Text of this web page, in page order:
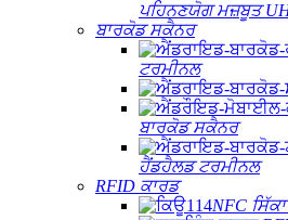
ਪਹਿਨਣਯੋਗ ਮਜ਼ਬੂਤ
ਬਾਰਕੋਡ ਸਕੈਨਰ
ਟਰਮੀਨਲ
ਬਾਰਕੋਡ ਸਕੈਨਰ
ਹੈਂਡਹੈਲਡ ਟਰਮੀਨਲ
RFID ਕਾਰਡ
NFC